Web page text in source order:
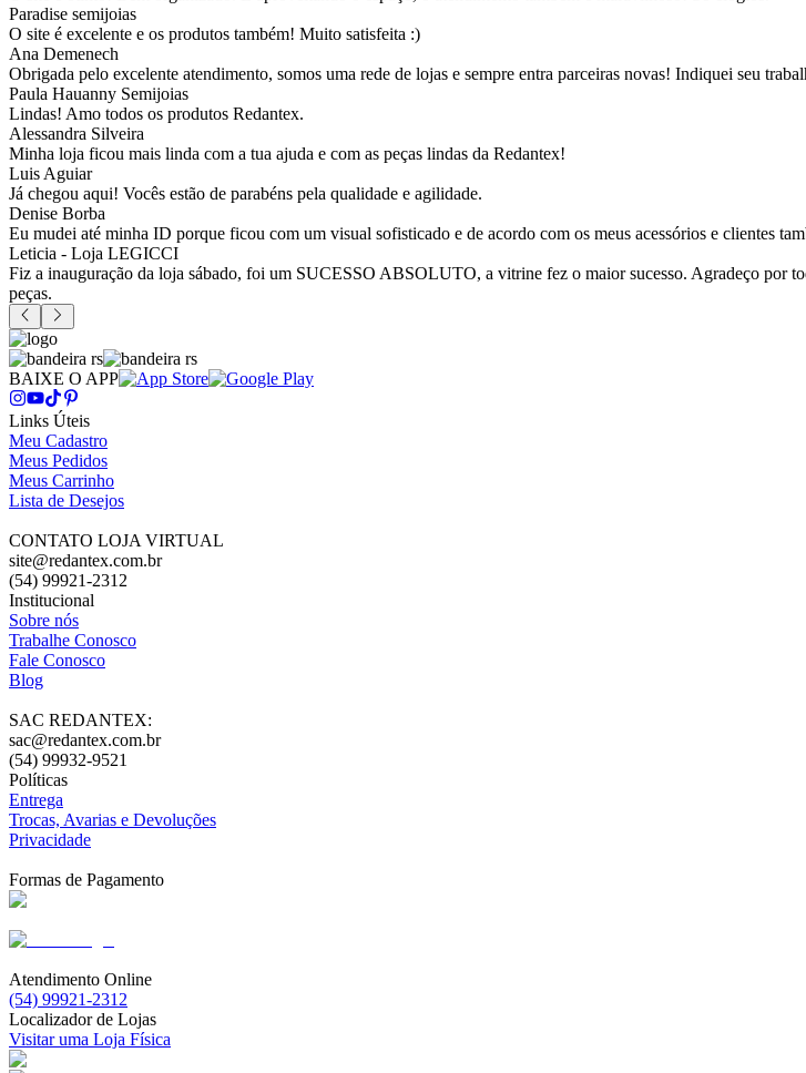
Paradise semijoias
O site é excelente e os produtos também! Muito satisfeita :)
Ana Demenech
Obrigada pelo excelente atendimento, somos uma rede de lojas e sempre entra parceiras novas! Indiquei seu
Paula Hauanny Semijoias
Lindas! Amo todos os produtos Redantex.
Alessandra Silveira
Minha loja ficou mais linda com a tua ajuda e com as peças lindas da Redantex!
Luis Aguiar
Já chegou aqui! Vocês estão de parabéns pela qualidade e agilidade.
Denise Borba
Eu mudei até minha ID porque ficou com um visual sofisticado e de acordo com os meus acessórios e clientes
Leticia - Loja LEGICCI
Fiz a inauguração da loja sábado, foi um SUCESSO ABSOLUTO, a vitrine fez o maior sucesso. Agradeço por
peças.
BAIXE O APP
Links Úteis
Meu Cadastro
Meus Pedidos
Meus Carrinho
Lista de Desejos
CONTATO LOJA VIRTUAL
site@redantex.com.br
(54) 99921-2312
Institucional
Sobre nós
Trabalhe Conosco
Fale Conosco
Blog
SAC REDANTEX:
sac@redantex.com.br
(54) 99932-9521
Políticas
Entrega
Trocas, Avarias e Devoluções
Privacidade
Formas de Pagamento
Atendimento Online
(54) 99921-2312
Localizador de Lojas
Visitar uma Loja Física